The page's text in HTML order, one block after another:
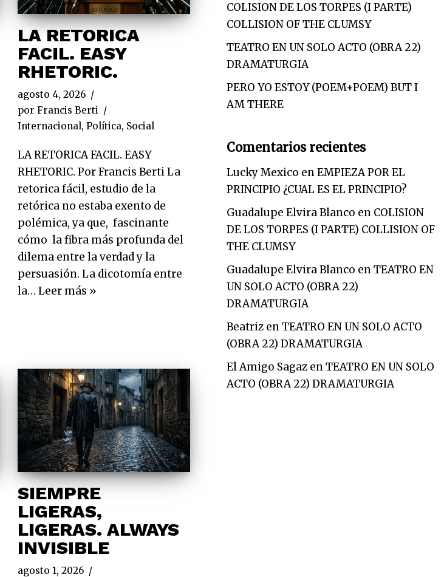
LA RETORICA
FACIL. EASY
RHETORIC.
agosto 4, 2026
porFrancis Berti
Internacional,Política, Social
LA RETORICA FACIL. EASY
RHETORIC. Por Francis Berti La
retorica fácil, estudio de la
retórica no estaba exento de
polémica, ya que, fascinante
cómo la fibra más profunda del
dilema entre la verdad y la
persuasión. La dicotomía entre
la…Leer más »
SIEMPRE
LIGERAS,
LIGERAS. ALWAYS
INVISIBLE
agosto 1, 2026
COLISION DE LOS TORPES (I PARTE)
COLLISION OF THE CLUMSY
TEATRO EN UN SOLO ACTO (OBRA 22)
DRAMATURGIA
PERO YO ESTOY (POEM+POEM) BUT I
AM THERE
Comentarios recientes
Lucky Mexico enEMPIEZA POR EL
PRINCIPIO ¿CUAL ES EL PRINCIPIO?
Guadalupe Elvira Blanco en COLISION
DE LOS TORPES (I PARTE) COLLISION OF
THE CLUMSY
Guadalupe Elvira Blanco enTEATRO EN
UN SOLO ACTO (OBRA 22)
DRAMATURGIA
BeatrizenTEATRO EN UN SOLO ACTO
(OBRA 22) DRAMATURGIA
El Amigo SagazenTEATRO EN UN SOLO
ACTO (OBRA 22) DRAMATURGIA